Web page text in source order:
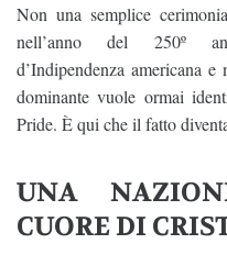
Non una semplice
nell’anno del 250º
d’Indipendenza americana
dominante vuole ormai
Pride. È qui che il fatto
UNA
CUORE DI